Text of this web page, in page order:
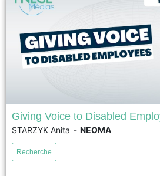
This research investigates why employees
make their voices heard in organizations. By
employee voice and workplace disability, it
Giving Voice to Disabled
STARZYK Anita - NEOMA
Recherche